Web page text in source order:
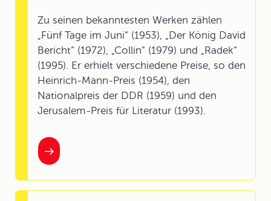
Zu seinen bekanntesten Werken zählen
„Fünf Tage im Juni“ (1953), „Der König David
Bericht“ (1972), „Collin“ (1979) und „Radek“
(1995). Er erhielt verschiedene Preise, so den
Heinrich-Mann-Preis (1954), den
Nationalpreis der DDR (1959) und den
Jerusalem-Preis für Literatur (1993).